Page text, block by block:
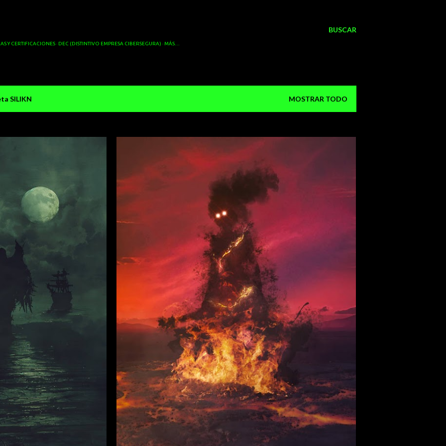
BUSCAR
Y CERTIFICACIONES DEC (DISTINTIVO EMPRESA CIBERSEGURA) MÁS…
SILIKN MOSTRAR TODO